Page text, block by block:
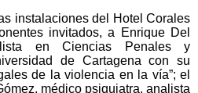
instalaciones del Hotel Corales
invitados, a Enrique Del
en Ciencias Penales y
de Cartagena con su
de la violencia en la vía”; el
médico psiquiatra, analista